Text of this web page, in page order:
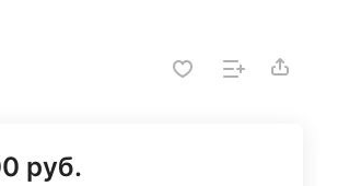
руб.